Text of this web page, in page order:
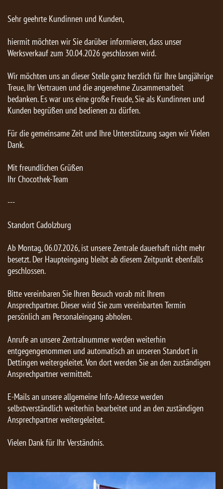
Sehr geehrte Kundinnen und Kunden,
hiermit möchten wir Sie darüber informieren, dass unser
Werksverkauf zum 30.04.2026 geschlossen wird.
Wir möchten uns an dieser Stelle ganz herzlich für Ihre langjährige
Treue, Ihr Vertrauen und die angenehme Zusammenarbeit
bedanken. Es war uns eine große Freude, Sie als Kundinnen und
Kunden begrüßen und bedienen zu dürfen.
Für die gemeinsame Zeit und Ihre Unterstützung sagen wir Vielen
Dank.
Mit freundlichen Grüßen
Ihr Chocothek-Team
---
Standort Cadolzburg
Ab Montag, 06.07.2026, ist unsere Zentrale dauerhaft nicht mehr
besetzt. Der Haupteingang bleibt ab diesem Zeitpunkt ebenfalls
geschlossen.
Bitte vereinbaren Sie Ihren Besuch vorab mit Ihrem
Ansprechpartner. Dieser wird Sie zum vereinbarten Termin
persönlich am Personaleingang abholen.
Anrufe an unsere Zentralnummer werden weiterhin
entgegengenommen und automatisch an unseren Standort in
Dettingen weitergeleitet. Von dort werden Sie an den zuständigen
Ansprechpartner vermittelt.
E-Mails an unsere allgemeine Info-Adresse werden
selbstverständlich weiterhin bearbeitet und an den zuständigen
Ansprechpartner weitergeleitet.
Vielen Dank für Ihr Verständnis.